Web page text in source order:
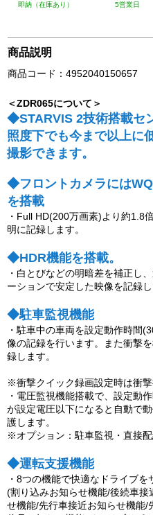
即納（在庫あり） 5営業日
商品説明
商品コード：4952040150657
＜ZDR065について＞
◆STARVIS 2技術搭載セ
照度下でも今まで以上に
撮影できます。
◆フロントカメラには
を搭載
・Full HD(200万画素)より約1.8
明に記録します。
◆HDR機能を搭載。
・白とびなどの明暗差を補正し
ーションで安定した映像を記録し
◆駐車監視機能
・駐車中の車両を設定動作時間
像の記録を行います。また衝撃
録します。
※衝撃クイック録画設定時は衝撃
・電圧監視機能搭載で、設定動
が設定電圧以下になると自動で
護します。
※オプション：駐車監視・直接
◆運転支援機能
・8つの機能で快適なドライブを
(割り込みお知らせ機能/後続車
せ機能/先行車接近お知らせ機能